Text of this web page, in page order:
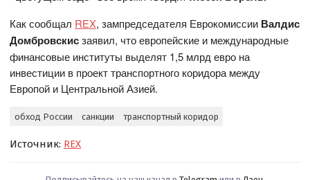
Как сообщал REX, зампредседателя Еврокомиссии Валдис
Домбровскисзаявил, что европейские и международные
финансовые институты выделят 1,5 млрд евро на
инвестиции в проект транспортного коридора между
Европой и Центральной Азией.
обход России санкции транспортный коридор
Источник: REX